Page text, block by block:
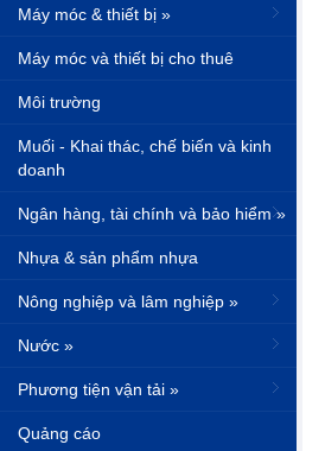
Máy móc & thiết bị »
Máy móc và thiết bị cho thuê
Môi trường
Muối - Khai thác, chế biến và kinh
doanh
Ngân hàng, tài chính và bảo hiểm »
Nhựa & sản phẩm nhựa
Nông nghiệp và lâm nghiệp »
Nước »
Phương tiện vận tải »
Quảng cáo